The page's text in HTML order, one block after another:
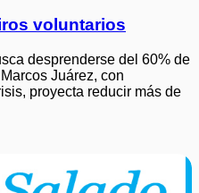
voluntarios
desprenderse del 60% de
Juárez, con
proyecta reducir más de